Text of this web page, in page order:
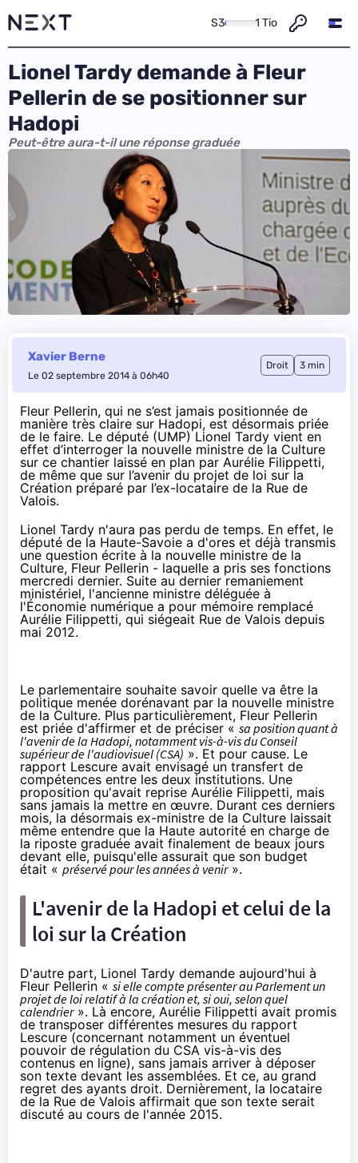
S3 1 Tio
Lionel Tardy demande à Fleur
Pellerin de se positionner sur
Hadopi
Peut-être aura-t-il une réponse graduée
Xavier Berne
Le 02 septembre 2014 à 06h40
Droit 3 min
Fleur Pellerin, qui ne s’est jamais positionnée de
manière très claire sur Hadopi, est désormais priée
de le faire. Le député (UMP) Lionel Tardy vient en
effet d’interroger la nouvelle ministre de la Culture
sur ce chantier laissé en plan par Aurélie Filippetti,
de même que sur l’avenir du projet de loi sur la
Création préparé par l’ex-locataire de la Rue de
Valois.
Lionel Tardy n'aura pas perdu de temps. En effet, le
député de la Haute-Savoie a d'ores et déjà transmis
une question écrite à la nouvelle ministre de la
Culture, Fleur Pellerin - laquelle a pris ses fonctions
mercredi dernier. Suite au dernier remaniement
ministériel, l'ancienne ministre déléguée à
l'Économie numérique a pour mémoire remplacé
Aurélie Filippetti, qui siégeait Rue de Valois depuis
mai 2012.
Le parlementaire souhaite savoir quelle va être la
politique menée dorénavant par la nouvelle ministre
de la Culture. Plus particulièrement, Fleur Pellerin
est priée d'affirmer et de préciser « sa position quant à
l'avenir de la Hadopi, notamment vis-à-vis du Conseil
supérieur de l'audiovisuel (CSA) ». Et pour cause. Le
rapport Lescure avait envisagé un transfert de
compétences entre les deux institutions. Une
proposition qu'avait reprise Aurélie Filippetti, mais
sans jamais la mettre en œuvre. Durant ces derniers
mois, la désormais ex-ministre de la Culture laissait
même entendre que la Haute autorité en charge de
la riposte graduée avait finalement de beaux jours
devant elle, puisqu'elle assurait que son budget
était « préservé pour les années à venir».
L'avenir de la Hadopi et celui de la
loi sur la Création
D'autre part, Lionel Tardy demande aujourd'hui à
Fleur Pellerin « si elle compte présenter au Parlement un
projet de loi relatif à la création et, si oui, selon quel
calendrier». Là encore, Aurélie Filippetti avait promis
de transposer différentes mesures du rapport
Lescure (concernant notamment un éventuel
pouvoir de régulation du CSA vis-à-vis des
contenus en ligne), sans jamais arriver à déposer
son texte devant les assemblées. Et ce, au grand
regret des ayants droit. Dernièrement, la locataire
de la Rue de Valois affirmait que son texte serait
discuté au cours de l'année 2015.